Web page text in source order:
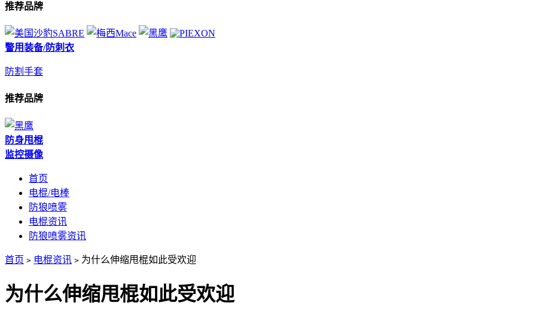
推荐品牌
警用装备/防刺衣
防割手套
推荐品牌
防身甩棍
监控摄像
首页
电棍/电棒
防狼喷雾
电棍资讯
防狼喷雾资讯
首页 > 电棍资讯 > 为什么伸缩甩棍如此受欢迎
为什么伸缩甩棍如此受欢迎